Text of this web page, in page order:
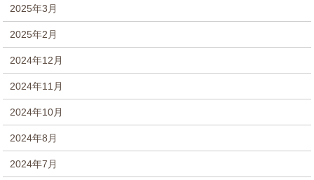
2025年3月
2025年2月
2024年12月
2024年11月
2024年10月
2024年8月
2024年7月